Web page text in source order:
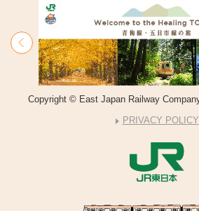
Copyright © East Japan Railway
PRIVACY POLICY